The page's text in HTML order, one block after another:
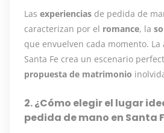
Las experiencias de pedida de
caracterizan por el romance, la
que envuelven cada momento.
Santa Fe crea un escenario
propuesta de matrimonio
2. ¿Cómo elegir el lugar
pedida de mano en Santa